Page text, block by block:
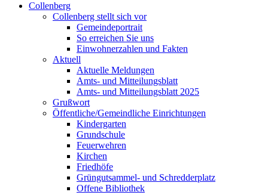
Collenberg
Collenberg stellt sich vor
Gemeindeportrait
So erreichen Sie uns
Einwohnerzahlen und Fakten
Aktuell
Aktuelle Meldungen
Amts- und Mitteilungsblatt
Amts- und Mitteilungsblatt 2025
Grußwort
Öffentliche/Gemeindliche Einrichtungen
Kindergarten
Grundschule
Feuerwehren
Kirchen
Friedhöfe
Grüngutsammel- und Schredderplatz
Offene Bibliothek